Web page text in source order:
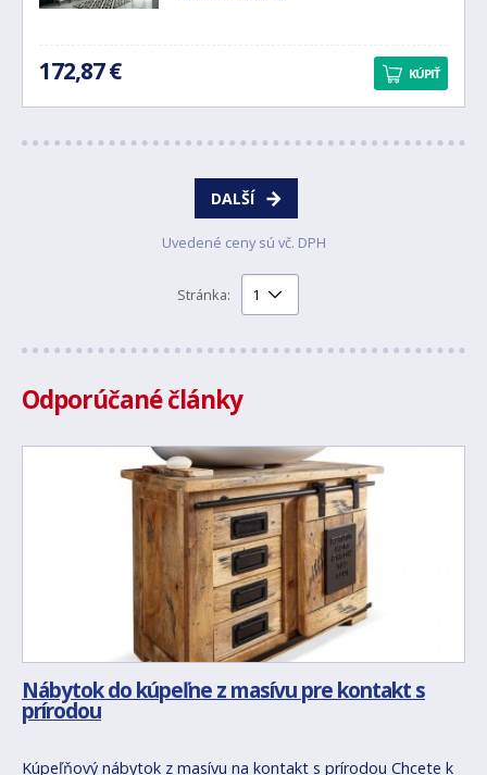
172,87 € KÚPIŤ
DALŠÍ
Uvedené ceny sú vč. DPH
Stránka:
Odporúčané články
Nábytok do kúpeľne z masívu pre kontakt s
prírodou
Kúpeľňový nábytok z masívu na kontakt s prírodou Chcete k